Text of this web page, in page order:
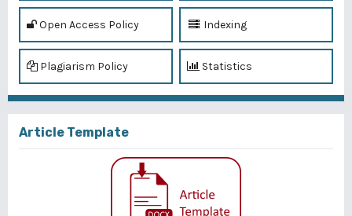
Open Access Policy Indexing
Plagiarism Policy Statistics
Article Template